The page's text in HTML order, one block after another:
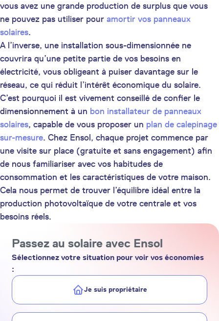
vous avez une grande production de surplus que vous
ne pouvez pas utiliser pour amortir vos panneaux
solaires.
A l’inverse, une installation sous-dimensionnée ne
couvrira qu’une petite partie de vos besoins en
électricité, vous obligeant à puiser davantage sur le
réseau, ce qui réduit l’intérêt économique du solaire.
C’est pourquoi il est vivement conseillé de confier le
dimensionnement à un bon installateur de panneaux
solaires, capable de vous proposer un plan de calepinage
sur-mesure. Chez Ensol, chaque projet commence par
une visite sur place (gratuite et sans engagement) afin
de nous familiariser avec vos habitudes de
consommation et les caractéristiques de votre maison.
Cela nous permet de trouver l’équilibre idéal entre la
production photovoltaïque de votre centrale et vos
besoins réels.
Passez au solaire avec Ensol
Sélectionnez votre situation pour voir vos économies
:
Je suis propriétaire